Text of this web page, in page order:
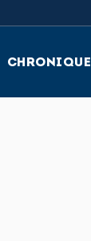
CHRONIQUE